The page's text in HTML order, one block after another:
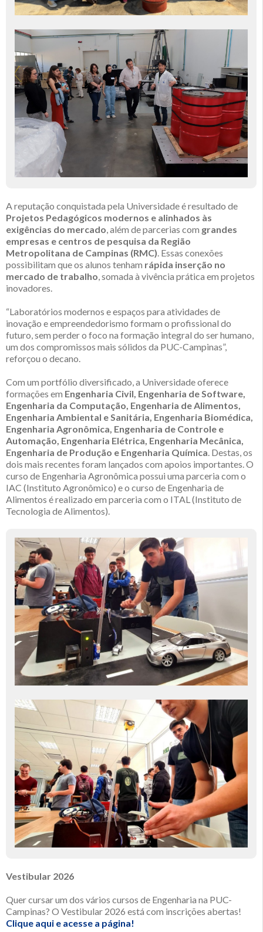
A reputação conquistada pela Universidade é resultado de
Projetos Pedagógicos modernos e alinhados às
exigências do mercado, além de parcerias com grandes
empresas e centros de pesquisa da Região
Metropolitana de Campinas (RMC). Essas conexões
possibilitam que os alunos tenham rápida inserção no
mercado de trabalho, somada à vivência prática em projetos
inovadores.
“Laboratórios modernos e espaços para atividades de
inovação e empreendedorismo formam o profissional do
futuro, sem perder o foco na formação integral do ser humano,
um dos compromissos mais sólidos da PUC-Campinas”,
reforçou o decano.
Com um portfólio diversificado, a Universidade oferece
formações em Engenharia Civil, Engenharia de Software,
Engenharia da Computação, Engenharia de Alimentos,
Engenharia Ambiental e Sanitária, Engenharia Biomédica,
Engenharia Agronômica, Engenharia de Controle e
Automação, Engenharia Elétrica, Engenharia Mecânica,
Engenharia de Produção e Engenharia Química. Destas, os
dois mais recentes foram lançados com apoios importantes. O
curso de Engenharia Agronômica possui uma parceria com o
IAC (Instituto Agronômico) e o curso de Engenharia de
Alimentos é realizado em parceria com o ITAL (Instituto de
Tecnologia de Alimentos).
Vestibular 2026
Quer cursar um dos vários cursos de Engenharia na PUC-
Campinas? O Vestibular 2026 está com inscrições abertas!
Clique aqui e acesse a página!